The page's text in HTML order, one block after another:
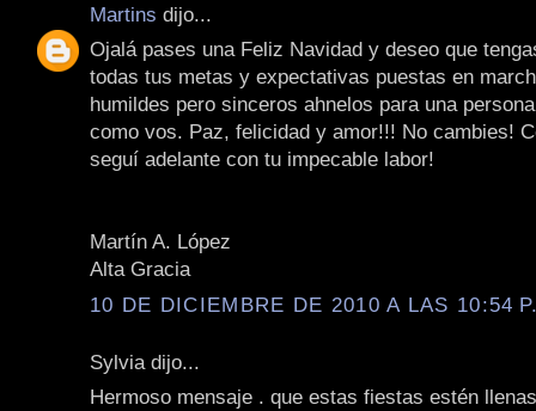
Martins dijo...
Ojalá pases una Feliz Navidad y deseo que
todas tus metas y expectativas puestas en
humildes pero sinceros ahnelos para una
como vos. Paz, felicidad y amor!!! No cambies!
seguí adelante con tu impecable labor!
Martín A. López
Alta Gracia
10 DE DICIEMBRE DE 2010 A LAS 10:54
Sylvia dijo...
Hermoso mensaje . que estas fiestas estén